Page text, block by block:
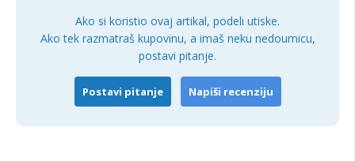
Ako si koristio ovaj artikal, podeli utiske.
Ako tek razmatraš kupovinu, a imaš neku nedoumicu,
postavi pitanje.
Postavi pitanje Napiši recenziju